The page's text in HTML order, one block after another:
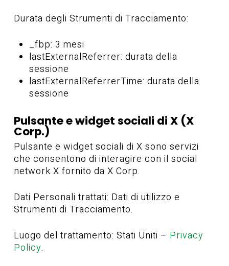
Durata degli Strumenti di Tracciamento:
_fbp: 3 mesi
lastExternalReferrer: durata della
sessione
lastExternalReferrerTime: durata della
sessione
Pulsante e widget sociali di X (X
Corp.)
Pulsante e widget sociali di X sono servizi
che consentono di interagire con il social
network X fornito da X Corp.
Dati Personali trattati: Dati di utilizzo e
Strumenti di Tracciamento.
Luogo del trattamento: Stati Uniti – Privacy
Policy.